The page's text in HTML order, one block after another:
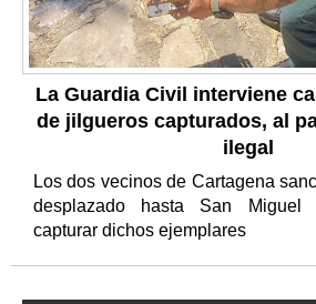
La Guardia Civil interviene
de jilgueros capturados, al
ilegal
Los dos vecinos de Cartagena
desplazado hasta San
capturar dichos ejemplares